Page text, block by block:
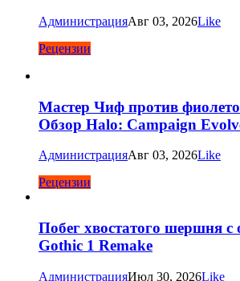
АдминистрацияАвг 03, 2026Like
Рецензии
Мастер Чиф против
Обзор Halo: Campaign
АдминистрацияАвг 03, 2026Like
Рецензии
Побег хвостатого шершня с
Gothic 1 Remake
АдминистрацияИюл 30, 2026Like